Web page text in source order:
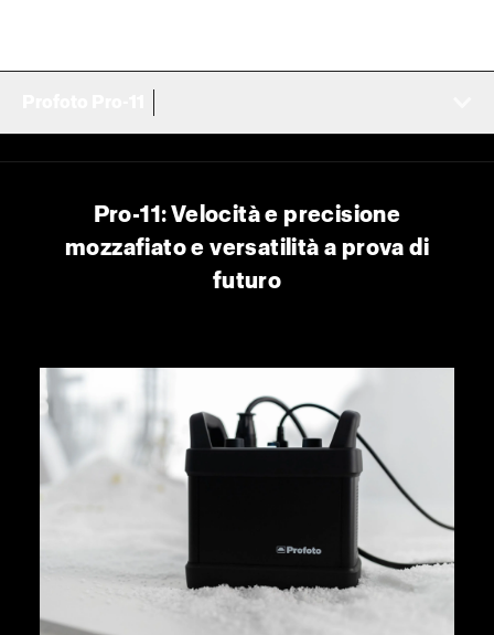
Pro-11: Velocità e precisione
mozzafiato e versatilità a prova di
futuro